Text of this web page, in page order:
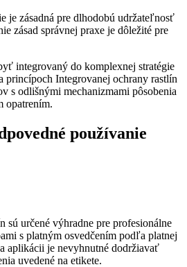
je zásadná pre dlhodobú udržateľnosť
zásad správnej praxe je dôležité pre
integrovaný do komplexnej stratégie
princípoch Integrovanej ochrany rastlín
s odlišnými mechanizmami pôsobenia
opatrením.
používanie
sú určené výhradne pre profesionálne
s platným osvedčením podľa platnej
aplikácii je nevyhnutné dodržiavať
uvedené na etikete.